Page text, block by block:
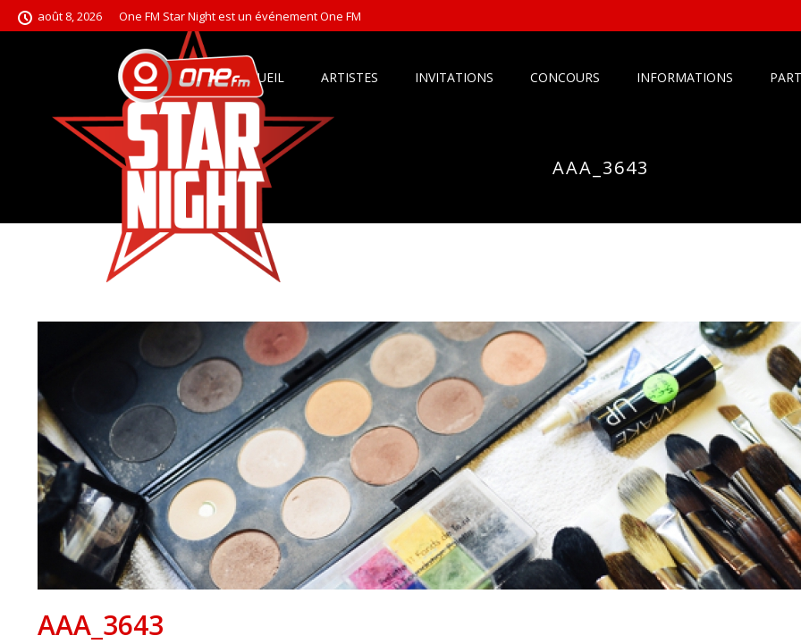
août 8, 2026 One FM Star Night est un événement One FM
ACCUEIL ARTISTES INVITATIONS CONCOURS INFORMATIONS
AAA_3643
AAA_3643